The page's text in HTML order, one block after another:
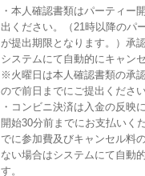
・本人確認書類はパーティー
出ください。（21時以降のパ
が提出期限となります。）承
システムにて自動的にキャン
※火曜日は本人確認書類の承
ので前日までにご提出ください
・コンビニ決済は入金の反映
開始30分前までにお支払いく
でに参加費及びキャンセル料
ない場合はシステムにて自動
す。